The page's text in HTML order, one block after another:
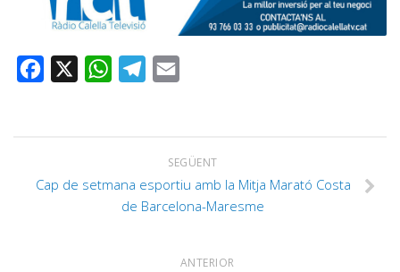
Facebook WhatsAppTelegram
SEGÜENT
Cap de setmana esportiu amb la Mitja Marató Costa
de Barcelona-Maresme
ANTERIOR